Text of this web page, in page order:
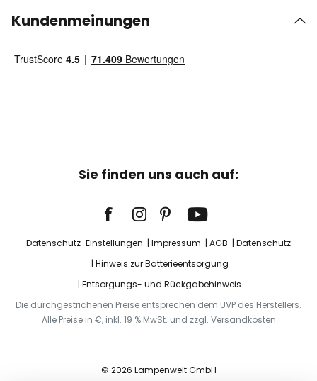
Kundenmeinungen
Sie finden uns auch auf:
Datenschutz-Einstellungen Impressum AGB
Datenschutz
Hinweis zur Batterieentsorgung
Entsorgungs- und Rückgabehinweis
Die durchgestrichenen Preise entsprechen dem UVP des Herstellers.
Alle Preise in €, inkl. 19 % MwSt. und zzgl. Versandkosten
© 2026 Lampenwelt GmbH